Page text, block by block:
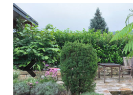
Previous